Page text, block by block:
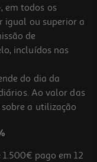
em todos os
igual ou superior a
de
incluídos nas
do dia da
Ao valor das
a utilização
pago em 12